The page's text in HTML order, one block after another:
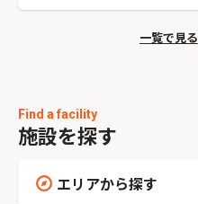
一覧で見る
Find a facility
施設を探す
エリアから探す